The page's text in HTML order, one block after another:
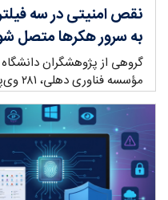
نقص امنیتی در سه
به سرور هکرها متصل
گروهی از پژوهشگران
چند …